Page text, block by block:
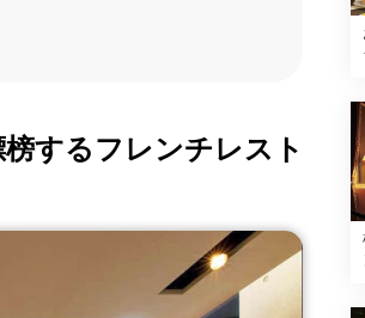
するフレンチレスト